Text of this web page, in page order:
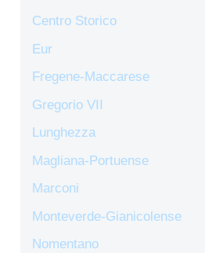
Centro Storico
Eur
Fregene-Maccarese
Gregorio VII
Lunghezza
Magliana-Portuense
Marconi
Monteverde-Gianicolense
Nomentano